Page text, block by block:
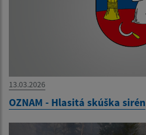
13.03.2026
OZNAM - Hlasitá skúška sirén